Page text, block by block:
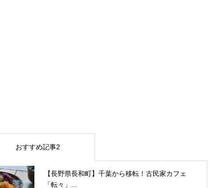
おすすめ記事2
【長野県長和町】千葉から移転！古民家カフェ
「転々」...